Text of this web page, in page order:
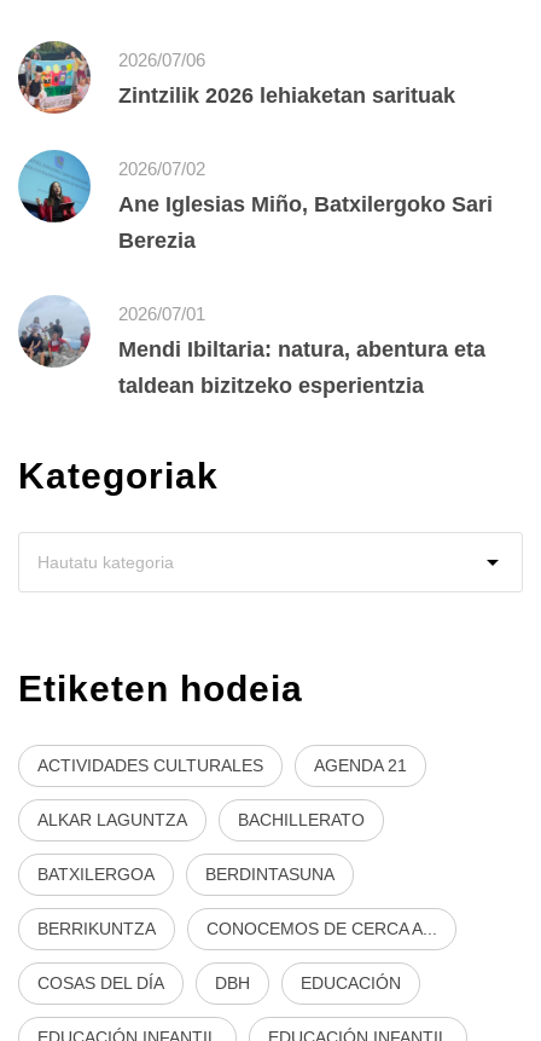
2026/07/06
Zintzilik 2026 lehiaketan sarituak
2026/07/02
Ane Iglesias Miño, Batxilergoko Sari
Berezia
2026/07/01
Mendi Ibiltaria: natura, abentura eta
taldean bizitzeko esperientzia
Kategoriak
Etiketen hodeia
ACTIVIDADES CULTURALES AGENDA 21
ALKAR LAGUNTZA BACHILLERATO
BATXILERGOA BERDINTASUNA
BERRIKUNTZA CONOCEMOS DE CERCA A...
COSAS DEL DÍA DBH EDUCACIÓN